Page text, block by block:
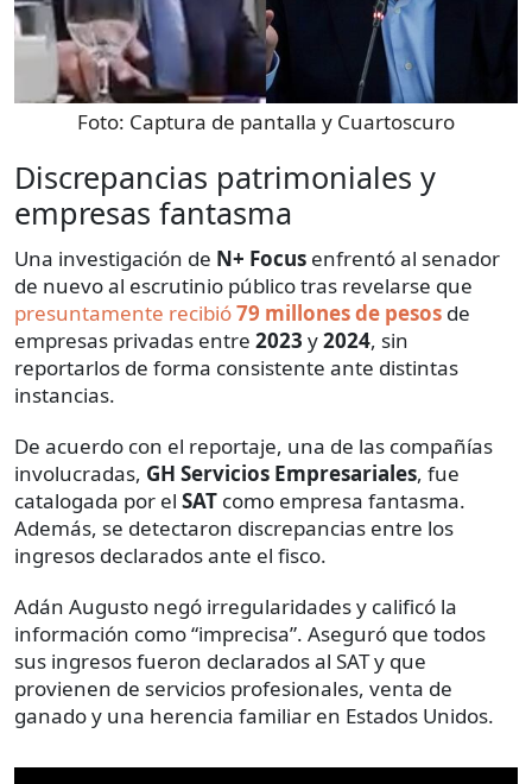
Foto: Captura de pantalla y Cuartoscuro
Discrepancias patrimoniales y
empresas fantasma
Una investigación de N+ Focus enfrentó al senador
de nuevo al escrutinio público tras revelarse que
presuntamente recibió79 millones de pesos de
empresas privadas entre 2023 y2024, sin
reportarlos de forma consistente ante distintas
instancias.
De acuerdo con el reportaje, una de las compañías
involucradas, GH Servicios Empresariales, fue
catalogada por el SAT como empresa fantasma.
Además, se detectaron discrepancias entre los
ingresos declarados ante el fisco.
Adán Augusto negó irregularidades y calificó la
información como “imprecisa”. Aseguró que todos
sus ingresos fueron declarados al SAT y que
provienen de servicios profesionales, venta de
ganado y una herencia familiar en Estados Unidos.